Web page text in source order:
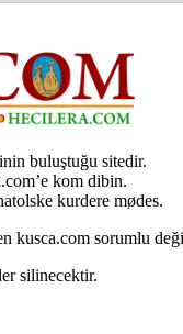
buluştuğu sitedir.
kom dibin.
kurdere mødes.
kusca.com sorumlu
silinecektir.